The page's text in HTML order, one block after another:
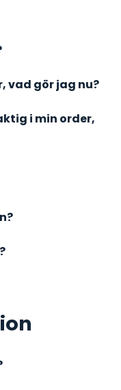
vad gör jag nu?
i min order,